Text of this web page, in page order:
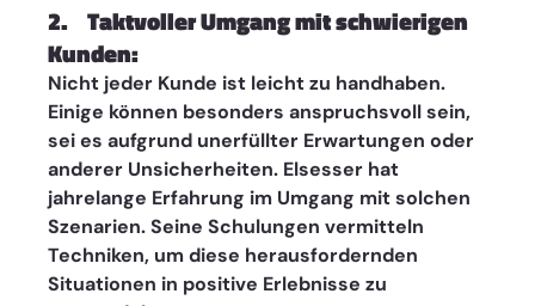
2.    Taktvoller Umgang mit schwierigen
Kunden:
Nicht jeder Kunde ist leicht zu handhaben.
Einige können besonders anspruchsvoll sein,
sei es aufgrund unerfüllter Erwartungen oder
anderer Unsicherheiten. Elsesser hat
jahrelange Erfahrung im Umgang mit solchen
Szenarien. Seine Schulungen vermitteln
Techniken, um diese herausfordernden
Situationen in positive Erlebnisse zu